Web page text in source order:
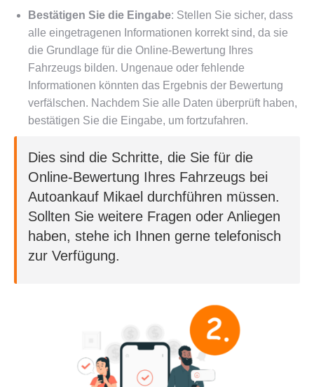
Bestätigen Sie die Eingabe: Stellen Sie sicher, dass
alle eingetragenen Informationen korrekt sind, da sie
die Grundlage für die Online-Bewertung Ihres
Fahrzeugs bilden. Ungenaue oder fehlende
Informationen könnten das Ergebnis der Bewertung
verfälschen. Nachdem Sie alle Daten überprüft haben,
bestätigen Sie die Eingabe, um fortzufahren.
Dies sind die Schritte, die Sie für die
Online-Bewertung Ihres Fahrzeugs bei
Autoankauf Mikael durchführen müssen.
Sollten Sie weitere Fragen oder Anliegen
haben, stehe ich Ihnen gerne telefonisch
zur Verfügung.